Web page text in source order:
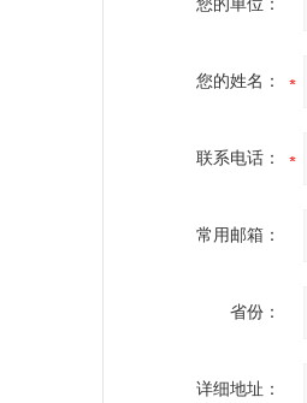
您的单位：
您的姓名：
联系电话：
常用邮箱：
省份：
详细地址：